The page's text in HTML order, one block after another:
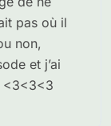
pas où il
non,
et j’ai
<3<3<3